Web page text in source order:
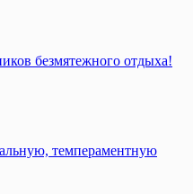
безмятежного отдыха!
темпераментную